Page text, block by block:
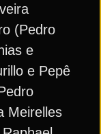
(Pedro
e
e Pepê
Meirelles